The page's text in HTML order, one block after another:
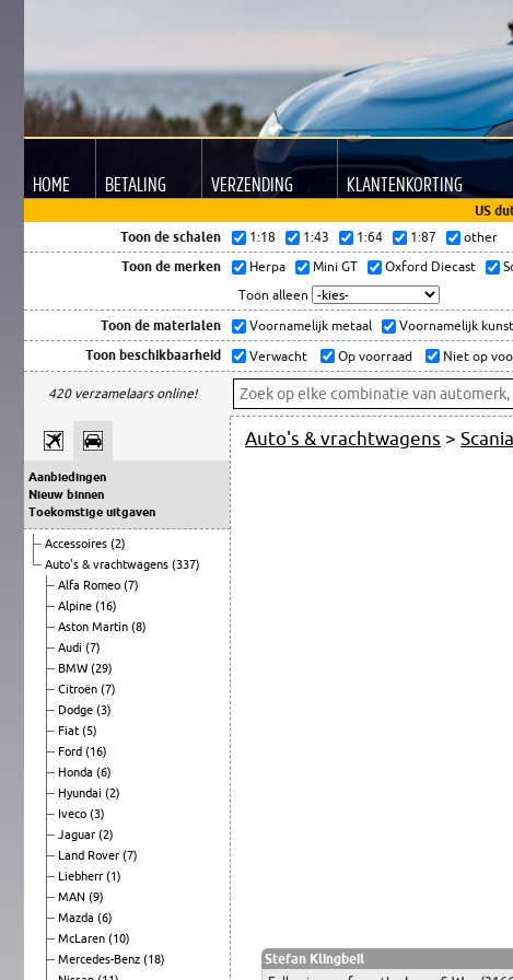
HOME BETALING VERZENDING KLANTENKORTING
US
Toon de schalen
1:18 1:43 1:64 1:87 other
Toon de merken Herpa Mini GT Oxford Diecast
Toon alleen
Toon de materialen Voornamelijk metaal Voornamelijk
Toon beschikbaarheid Verwacht Op voorraad Niet op
420 verzamelaars online!
Aanbiedingen
Nieuw binnen
Toekomstige uitgaven
Accessoires (2)
Auto's & vrachtwagens (337)
Alfa Romeo (7)
Alpine (16)
Aston Martin (8)
Audi (7)
BMW (29)
Citroën (7)
Dodge (3)
Fiat (5)
Ford (16)
Honda (6)
Hyundai (2)
Iveco (3)
Jaguar (2)
Land Rover (7)
Liebherr (1)
MAN (9)
Mazda (6)
McLaren (10)
Mercedes-Benz (18)
Auto's & vrachtwagens > Scania
Stefan Klingbeil